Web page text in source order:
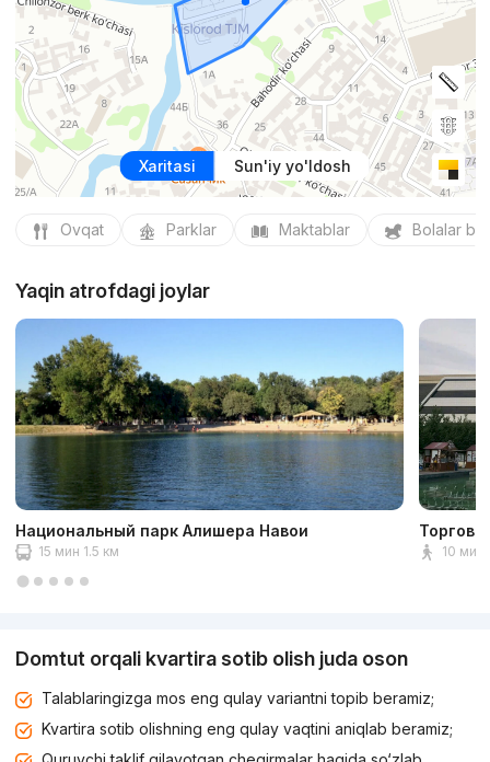
Xaritasi Sun'iy yo'ldosh
Ovqat Parklar Maktablar Bolalar
Yaqin atrofdagi joylar
Национальный парк Алишера Навои
15 мин 1.5 км 10 мин
Domtut orqali kvartira sotib olish juda oson
Talablaringizga mos eng qulay variantni topib beramiz;
Kvartira sotib olishning eng qulay vaqtini aniqlab beramiz;